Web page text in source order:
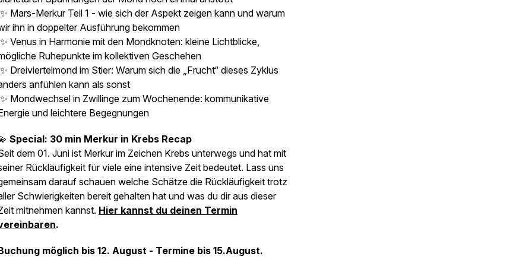
✨ Mars-Merkur Teil 1 - wie sich der Aspekt zeigen kann und warum
ihn in doppelter Ausführung bekommen
✨ Venus in Harmonie mit den Mondknoten: kleine Lichtblicke,
Ruhepunkte im kollektiven Geschehen
✨ Dreiviertelmond im Stier: Warum sich die „Frucht“ dieses Zyklus
anfühlen kann als sonst
✨ Mondwechsel in Zwillinge zum Wochenende: kommunikative
und leichtere Begegnungen
Special: 30 min Merkur in Krebs Recap
dem 01. Juni ist Merkur im Zeichen Krebs unterwegs und hat mit
Rückläufigkeit für viele eine intensive Zeit bedeutet. Lass uns
darauf schauen welche Schätze die Rückläufigkeit trotz
Schwierigkeiten bereit gehalten hat und was du dir aus dieser
mitnehmen kannst. Hier kannst du deinen Termin
.
möglich bis 12. August - Termine bis 15.August.